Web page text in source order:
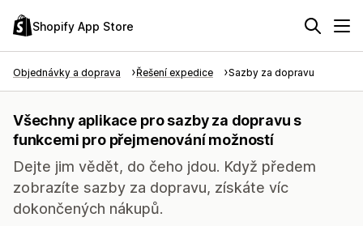
Shopify App Store
Objednávky a doprava Řešení expedice Sazby za dopravu
Všechny aplikace pro sazby za dopravu s
funkcemi pro přejmenování možností
Dejte jim vědět, do čeho jdou. Když předem
zobrazíte sazby za dopravu, získáte víc
dokončených nákupů.